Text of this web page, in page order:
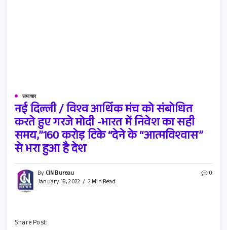
समाचार
नई दिल्ली / विश्व आर्थिक मंच को संबोधित
करते हुए गरजे मोदी -भारत में निवेश का सही
समय,”160 करोड़ टिके “देने के “आत्मविश्वास”
से भरा हुआ है देश
By CIN Bureau
January 18, 2022
2 Min Read
0
Share Post: